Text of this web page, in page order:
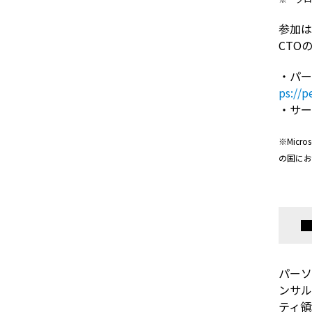
参加
CTO
・パ
ps://
・サ
の国に
パー
ンサ
ティ